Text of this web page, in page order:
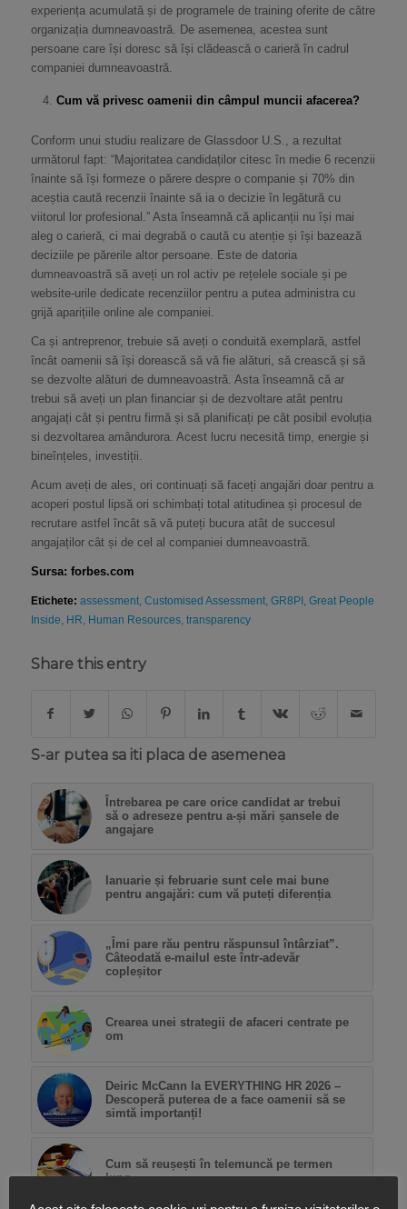
experiența acumulată și de programele de training oferite de către
organizația dumneavoastră. De asemenea, acestea sunt
persoane care își doresc să își clădească o carieră în cadrul
companiei dumneavoastră.
Cum vă privesc oamenii din câmpul muncii afacerea?
Conform unui studiu realizare de Glassdoor U.S., a rezultat
următorul fapt: “Majoritatea candidaților citesc în medie 6 recenzii
înainte să își formeze o părere despre o companie și 70% din
aceștia caută recenzii înainte să ia o decizie în legătură cu
viitorul lor profesional.” Asta înseamnă că aplicanții nu își mai
aleg o carieră, ci mai degrabă o caută cu atenție și își bazează
deciziile pe părerile altor persoane. Este de datoria
dumneavoastră să aveți un rol activ pe rețelele sociale și pe
website-urile dedicate recenziilor pentru a putea administra cu
grijă aparițiile online ale companiei.
Ca și antreprenor, trebuie să aveți o conduită exemplară, astfel
încât oamenii să își dorească să vă fie alături, să crească și să
se dezvolte alături de dumneavoastră. Asta înseamnă că ar
trebui să aveți un plan financiar și de dezvoltare atât pentru
angajați cât și pentru firmă și să planificați pe cât posibil evoluția
si dezvoltarea amândurora. Acest lucru necesită timp, energie și
bineînțeles, investiții.
Acum aveți de ales, ori continuați să faceți angajări doar pentru a
acoperi postul lipsă ori schimbați total atitudinea și procesul de
recrutare astfel încât să vă puteți bucura atât de succesul
angajaților cât și de cel al companiei dumneavoastră.
Sursa: forbes.com
Etichete: assessment, Customised Assessment, GR8PI, Great People
Inside
HR Human Resources, transparency
Share this entry
S-ar putea sa iti placa de asemenea
Întrebarea pe care orice candidat ar trebui
să o adreseze pentru a-și mări șansele de
angajare
Ianuarie și februarie sunt cele mai bune
pentru angajări: cum vă puteți diferenția
„Îmi pare rău pentru răspunsul întârziat”.
Câteodată e-mailul este într-adevăr
copleșitor
Crearea unei strategii de afaceri centrate pe
om
Deiric McCann la EVERYTHING HR 2026 –
Descoperă puterea de a face oamenii să se
simtă importanți!
Cum să reușești în telemuncă pe termen
lung